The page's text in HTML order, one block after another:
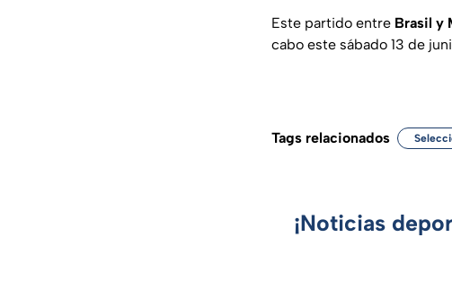
Este partido entre Brasil y
cabo este sábado 13 de
Tags relacionados
¡Noticias